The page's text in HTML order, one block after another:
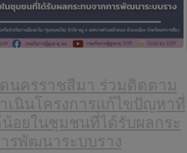
นครราชสีมา ร่วมติดตาม
เนินโครงการแก้ไขปัญหาที่
อยในชุมชนที่ได้รับผลกระ
รพัฒนาระบบราง